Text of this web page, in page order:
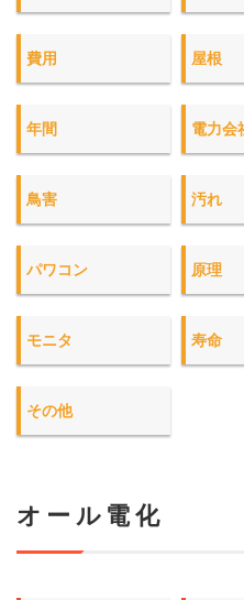
費用 屋根
年間 電力会
鳥害 汚れ
パワコン 原理
モニタ 寿命
その他
オール電化